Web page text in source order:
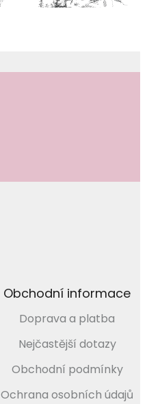
Obchodní informace
Doprava a platba
Nejčastější dotazy
Obchodní podmínky
Ochrana osobních údajů